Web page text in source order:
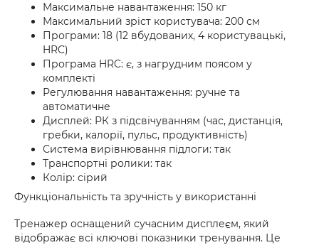
Максимальне навантаження: 150 кг
Максимальний зріст користувача: 200 см
Програми: 18 (12 вбудованих, 4 користувацькі,
HRC)
Програма HRC: є, з нагрудним поясом у
комплекті
Регулювання навантаження: ручне та
автоматичне
Дисплей: РК з підсвічуванням (час, дистанція,
гребки, калорії, пульс, продуктивність)
Система вирівнювання підлоги: так
Транспортні ролики: так
Колір: сірий
Функціональність та зручність у використанні
Тренажер оснащений сучасним дисплеєм, який
відображає всі ключові показники тренування. Це